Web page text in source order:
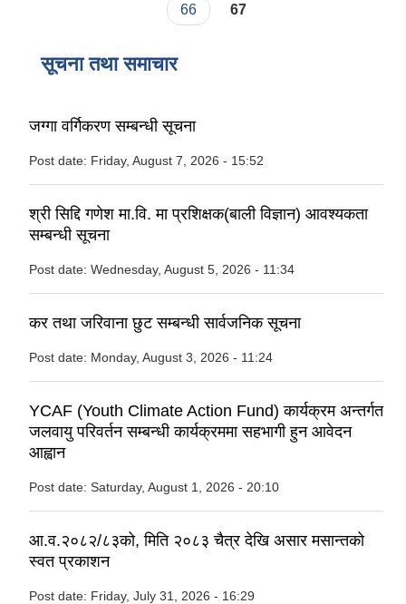
66
67
सूचना तथा समाचार
जग्गा वर्गिकरण सम्बन्धी सूचना
Post date: Friday, August 7, 2026 - 15:52
श्री सिद्दि गणेश मा.वि. मा प्रशिक्षक(बाली विज्ञान) आवश्यकता
सम्बन्धी सूचना
Post date: Wednesday, August 5, 2026 - 11:34
कर तथा जरिवाना छुट सम्बन्धी सार्वजनिक सूचना
Post date: Monday, August 3, 2026 - 11:24
YCAF (Youth Climate Action Fund) कार्यक्रम अन्तर्गत
जलवायु परिवर्तन सम्बन्धी कार्यक्रममा सहभागी हुन आवेदन
आह्वान
Post date: Saturday, August 1, 2026 - 20:10
आ.व.२०८२/८३को, मिति २०८३ चैत्र देखि असार मसान्तको
स्वत प्रकाशन
Post date: Friday, July 31, 2026 - 16:29